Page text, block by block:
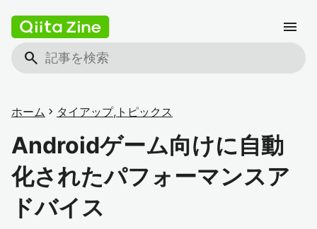
search
menu
ホーム chevron_right タイアップ, トピックス
Androidゲーム向けに自動
化されたパフォーマンスア
ドバイス